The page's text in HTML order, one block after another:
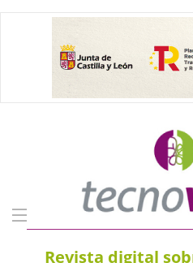
Revista digital